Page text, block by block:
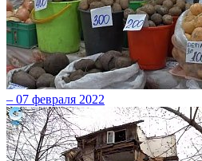
– 07 февраля 2022